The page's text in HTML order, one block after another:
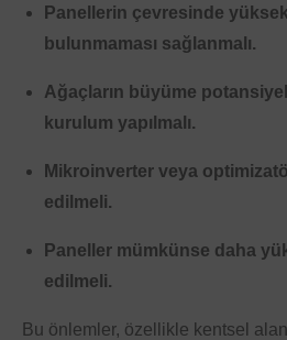
Panellerin çevresinde yüksek
bulunmaması sağlanmalı.
Ağaçların büyüme
kurulum yapılmalı.
Mikroinverter veya
edilmeli.
Paneller mümkünse daha
edilmeli.
Bu önlemler, özellikle kentsel